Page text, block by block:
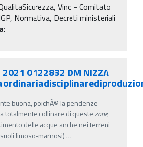
Vino - Comitato
Normativa, Decreti ministeriali
:
2021 0122832 DM NIZZA
buona, poichÃ© la pendenze
totalmente collinare di questezone,
delle acque anche nei terreni
limoso-marnosi) …